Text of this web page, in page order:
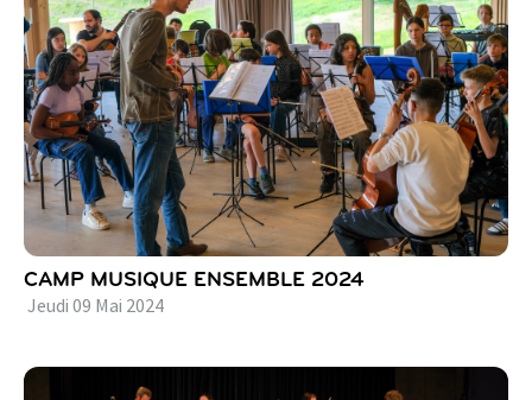
CAMP MUSIQUE ENSEMBLE 2024
Jeudi 09 Mai 2024